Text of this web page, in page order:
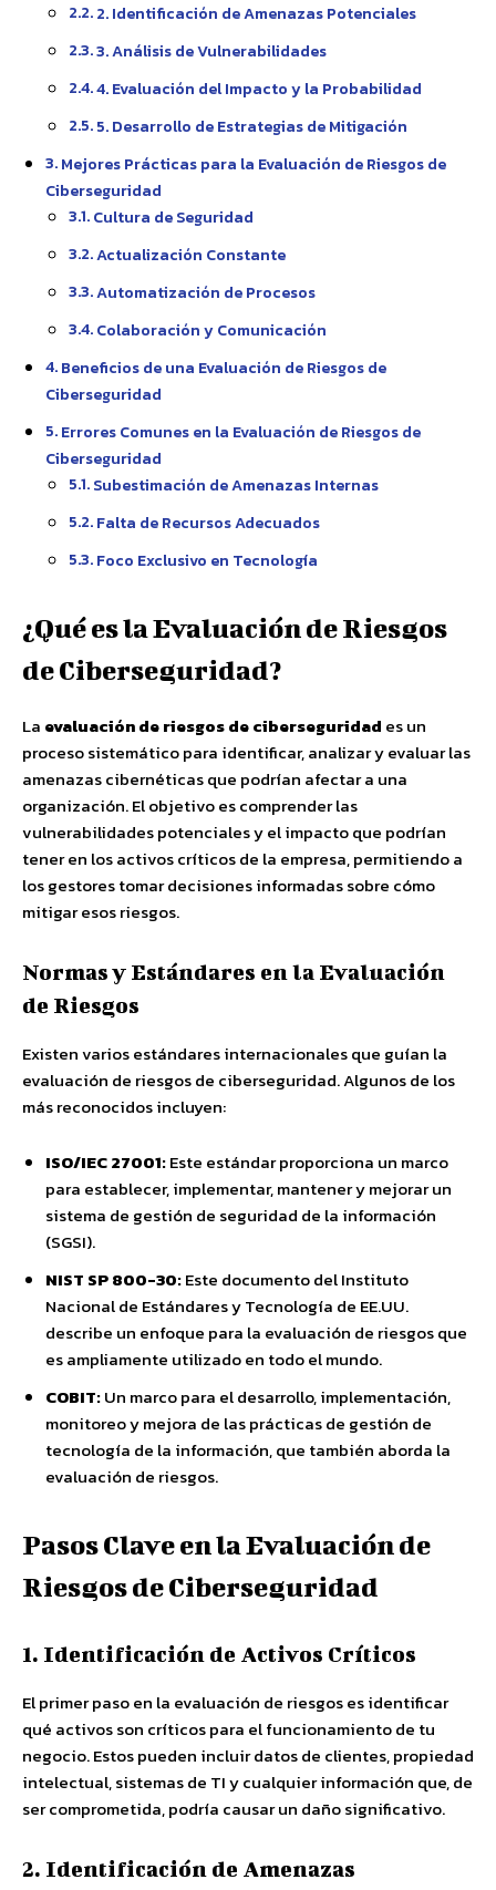
2. Identificación de Amenazas Potenciales
3. Análisis de Vulnerabilidades
4. Evaluación del Impacto y la Probabilidad
5. Desarrollo de Estrategias de Mitigación
Mejores Prácticas para la Evaluación de Riesgos de
Ciberseguridad
Cultura de Seguridad
Actualización Constante
Automatización de Procesos
Colaboración y Comunicación
Beneficios de una Evaluación de Riesgos de
Ciberseguridad
Errores Comunes en la Evaluación de Riesgos de
Ciberseguridad
Subestimación de Amenazas Internas
Falta de Recursos Adecuados
Foco Exclusivo en Tecnología
¿Qué es la Evaluación de Riesgos
de Ciberseguridad?
La evaluación de riesgos de ciberseguridad es un
proceso sistemático para identificar, analizar y evaluar las
amenazas cibernéticas que podrían afectar a una
organización. El objetivo es comprender las
vulnerabilidades potenciales y el impacto que podrían
tener en los activos críticos de la empresa, permitiendo a
los gestores tomar decisiones informadas sobre cómo
mitigar esos riesgos.
Normas y Estándares en la Evaluación
de Riesgos
Existen varios estándares internacionales que guían la
evaluación de riesgos de ciberseguridad. Algunos de los
más reconocidos incluyen:
ISO/IEC 27001:Este estándar proporciona un marco
para establecer, implementar, mantener y mejorar un
sistema de gestión de seguridad de la información
(SGSI).
NIST SP 800-30:Este documento del Instituto
Nacional de Estándares y Tecnología de EE.UU.
describe un enfoque para la evaluación de riesgos que
es ampliamente utilizado en todo el mundo.
COBIT:Un marco para el desarrollo, implementación,
monitoreo y mejora de las prácticas de gestión de
tecnología de la información, que también aborda la
evaluación de riesgos.
Pasos Clave en la Evaluación de
Riesgos de Ciberseguridad
1. Identificación de Activos Críticos
El primer paso en la evaluación de riesgos es identificar
qué activos son críticos para el funcionamiento de tu
negocio. Estos pueden incluir datos de clientes, propiedad
intelectual, sistemas de TI y cualquier información que, de
ser comprometida, podría causar un daño significativo.
2. Identificación de Amenazas